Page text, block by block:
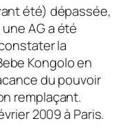
été) dépassée,
AG a été
la
Kongolo en
du pouvoir
remplaçant.
2009 à Paris.